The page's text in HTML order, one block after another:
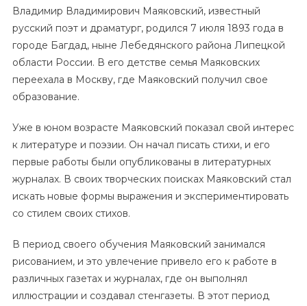
Владимир Владимирович Маяковский, известный
русский поэт и драматург, родился 7 июля 1893 года в
городе Багдад, ныне Лебедянского района Липецкой
области России. В его детстве семья Маяковских
переехала в Москву, где Маяковский получил свое
образование.
Уже в юном возрасте Маяковский показал свой интерес
к литературе и поэзии. Он начал писать стихи, и его
первые работы были опубликованы в литературных
журналах. В своих творческих поисках Маяковский стал
искать новые формы выражения и экспериментировать
со стилем своих стихов.
В период своего обучения Маяковский занимался
рисованием, и это увлечение привело его к работе в
различных газетах и журналах, где он выполнял
иллюстрации и создавал стенгазеты. В этот период